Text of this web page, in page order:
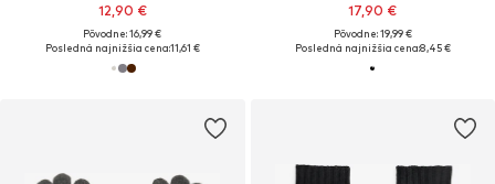
12,90 €
Pôvodne: 16,99 €
Posledná najnižšia cena:11,61 €
17,90 €
Pôvodne: 19,99 €
Posledná najnižšia cena:8,45 €